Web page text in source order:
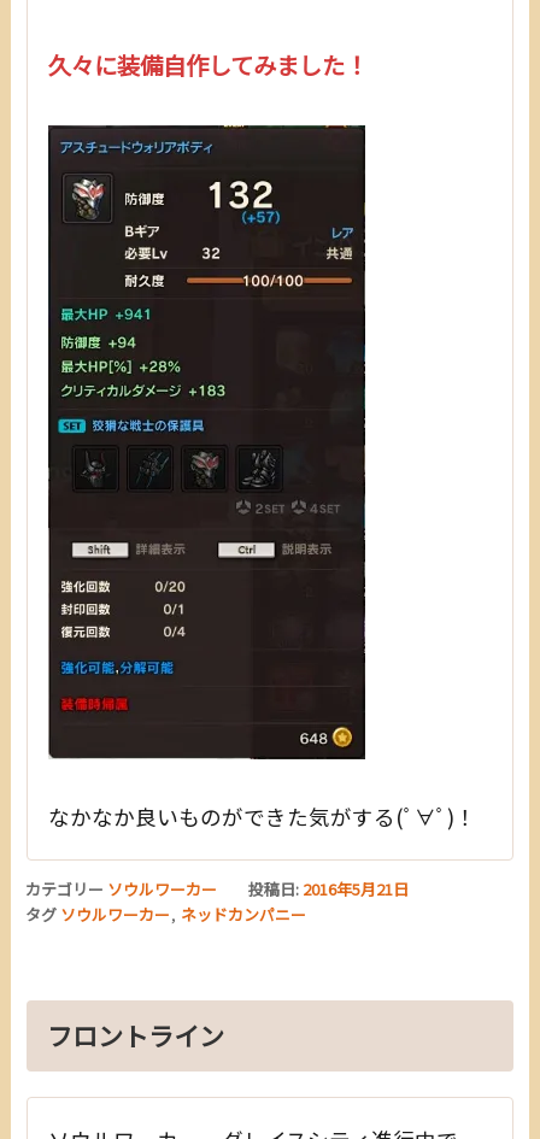
久々に装備自作してみました！
なかなか良いものができた気がする(ﾟ∀ﾟ)！
投稿日: 2016年5月21日
カテゴリー ソウルワーカー
タグ ソウルワーカー, ネッドカンパニー
フロントライン